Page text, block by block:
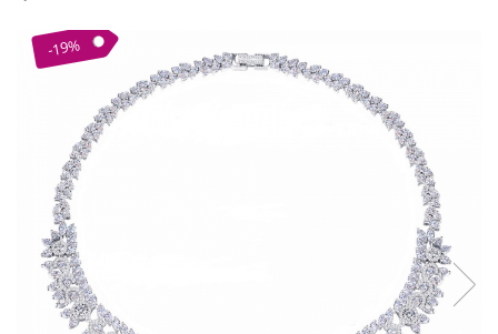
Brose
Tiare
Bijuterii Femei
Bijuterii Copii
Bijuterii Mirese
Selectii
Reduceri
Cele mai noi
Cele mai vandute
-19%